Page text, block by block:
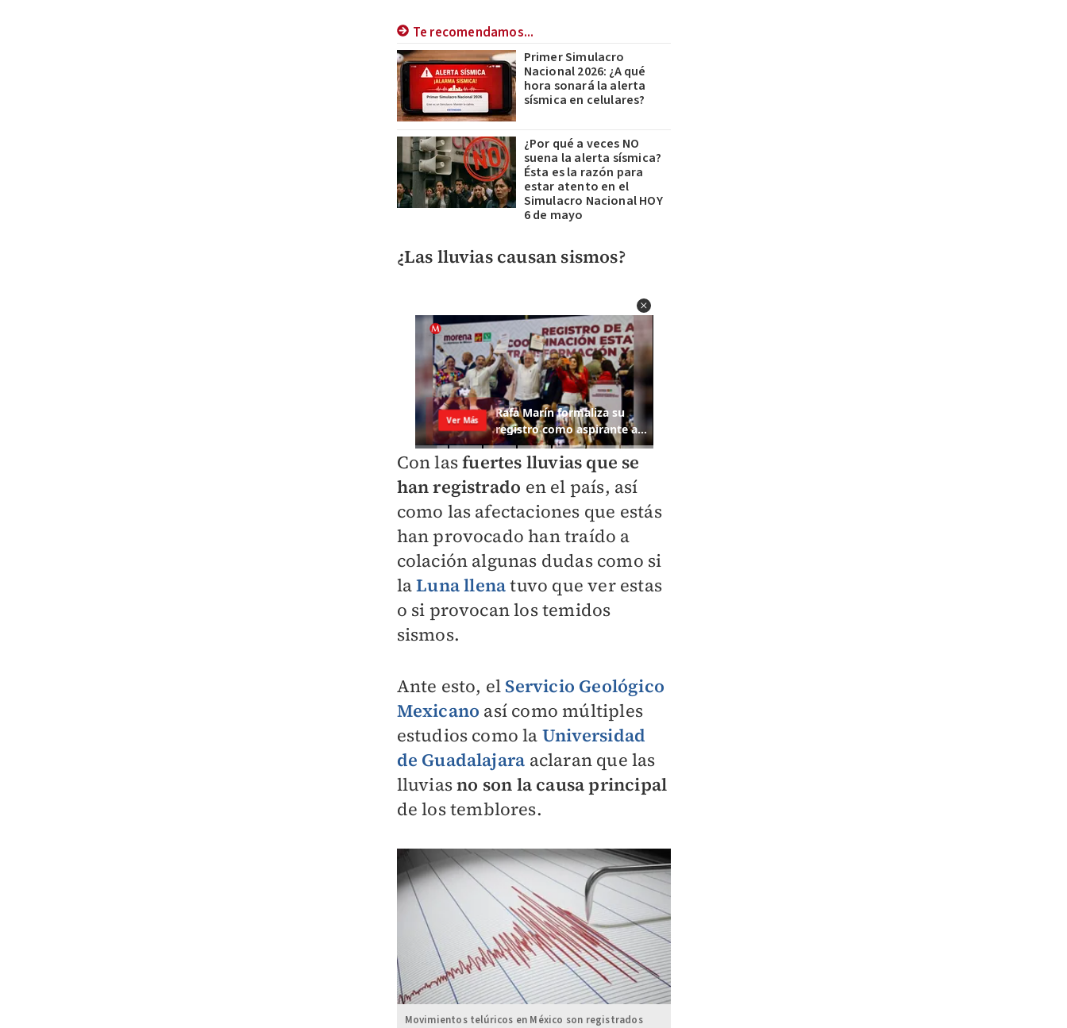
Te recomendamos...
Primer Simulacro
Nacional 2026: ¿A qué
hora sonará la alerta
sísmica en celulares?
¿Por qué a veces NO
suena la alerta sísmica?
Ésta es la razón para
estar atento en el
Simulacro Nacional HOY
6 de mayo
¿Las lluvias causan sismos?
Con lasfuertes lluvias que se
han registrado en el país, así
como las afectaciones que estás
han provocado han traído a
colación algunas dudas como si
laLuna llenatuvo que ver estas
o si provocan los temidos
sismos.
Ante esto, el Servicio Geológico
Mexicano así como múltiples
estudios como la Universidad
de Guadalajara aclaran que las
lluviasno son la causa principal
de los temblores.
Movimientos telúricos en México son registrados